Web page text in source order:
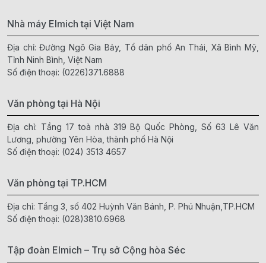
Nhà máy Elmich tại Việt Nam
Địa chỉ: Đường Ngô Gia Bảy, Tổ dân phố An Thái, Xã Bình Mỹ,
Tỉnh Ninh Bình, Việt Nam
Số điện thoại: (0226)371.6888
Văn phòng tại Hà Nội
Địa chỉ: Tầng 17 toà nhà 319 Bộ Quốc Phòng, Số 63 Lê Văn
Lương, phường Yên Hòa, thành phố Hà Nội
Số điện thoại: (024) 3513 4657
Văn phòng tại TP.HCM
Địa chỉ: Tầng 3, số 402 Huỳnh Văn Bánh, P. Phú Nhuận,TP.HCM
Số điện thoại: (028)3810.6968
Tập đoàn Elmich – Trụ sở Cộng hòa Séc